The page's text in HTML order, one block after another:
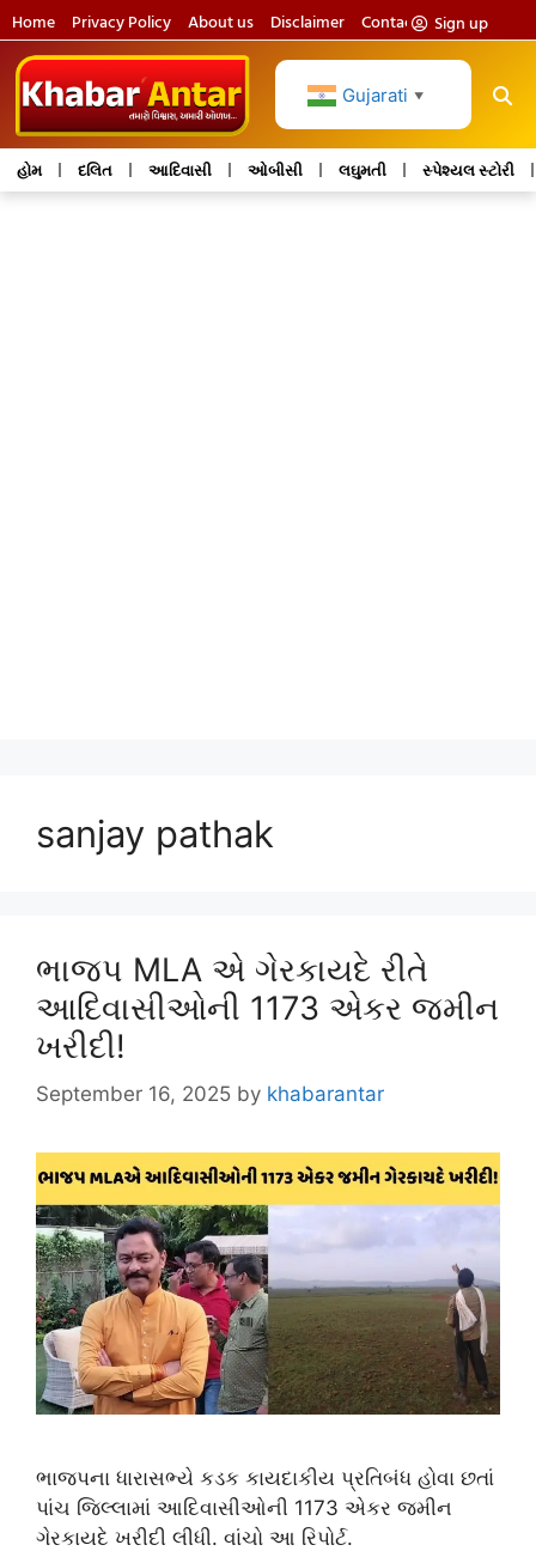
Home Privacy Policy About us Disclaimer Contact usSign up
Gujarati ▼
હોમ દલિત આદિવાસી ઓબીસી લઘુમતી સ્પેશ્યલ સ્ટોરી
sanjay pathak
ભાજપ MLA એ ગેરકાયદે રીતે
આદિવાસીઓની 1173 એકર જમીન
ખરીદી!
September 16, 2025 by khabarantar
ભાજપના ધારાસભ્યે કડક કાયદાકીય પ્રતિબંધ હોવા છતાં
પાંચ જિલ્લામાં આદિવાસીઓની 1173 એકર જમીન
ગેરકાયદે ખરીદી લીધી. વાંચો આ રિપોર્ટ.